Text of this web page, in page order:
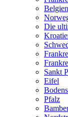
Belgien
Die
Sankt
Eifel
Pfalz